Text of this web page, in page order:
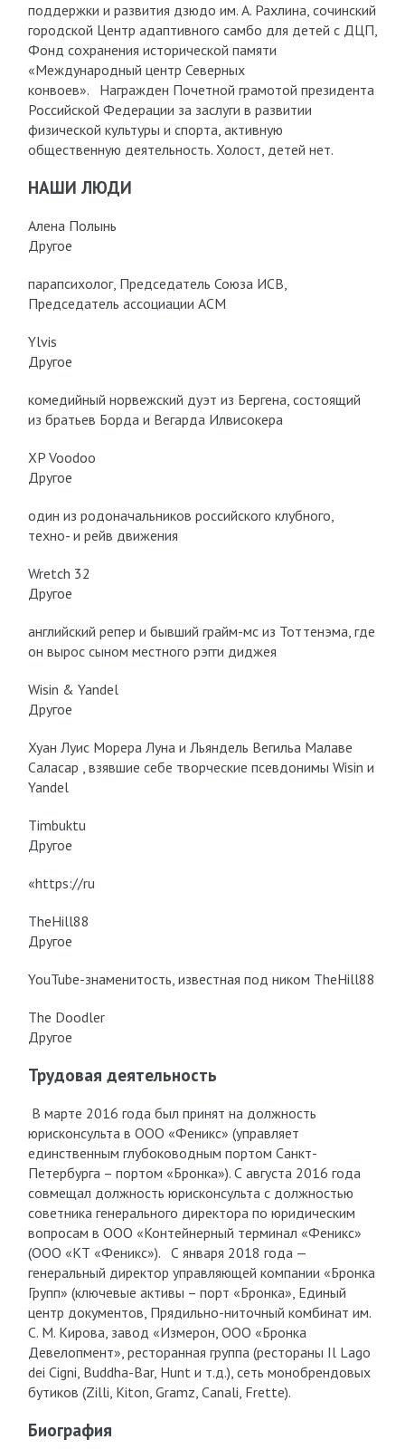
поддержки и развития дзюдо им. А. Рахлина, сочинский
городской Центр адаптивного самбо для детей с ДЦП,
Фонд сохранения исторической памяти
«Международный центр Северных
конвоев». Награжден Почетной грамотой президента
Российской Федерации за заслуги в развитии
физической культуры и спорта, активную
общественную деятельность. Холост, детей нет.
НАШИ ЛЮДИ
Алена Полынь
Другое
парапсихолог, Председатель Союза ИСВ,
Председатель ассоциации АСМ
Ylvis
Другое
комедийный норвежский дуэт из Бергена, состоящий
из братьев Борда и Вегарда Илвисокера
XP Voodoo
Другое
один из родоначальников российского клубного,
техно- и рейв движения
Wretch 32
Другое
английский репер и бывший грайм-мс из Тоттенэма, где
он вырос сыном местного рэгги диджея
Wisin & Yandel
Другое
Хуан Луис Морера Луна и Льяндель Вегильa Малаве
Саласар , взявшие себе творческие псевдонимы Wisin и
Yandel
Timbuktu
Другое
«https://ru
TheHill88
Другое
YouTube-знаменитость, известная под ником TheHill88
The Doodler
Другое
Трудовая деятельность
В марте 2016 года был принят на должность
юрисконсульта в ООО «Феникс» (управляет
единственным глубоководным портом Санкт-
Петербурга – портом «Бронка»). С августа 2016 года
совмещал должность юрисконсульта с должностью
советника генерального директора по юридическим
вопросам в ООО «Контейнерный терминал «Феникс»
(ООО «КТ «Феникс»). С января 2018 года —
генеральный директор управляющей компании «Бронка
Групп» (ключевые активы – порт «Бронка», Единый
центр документов, Прядильно-ниточный комбинат им.
С. М. Кирова, завод «Измерон, ООО «Бронка
Девелопмент», ресторанная группа (рестораны Il Lago
dei Cigni, Buddha-Bar, Hunt и т.д.), сеть монобрендовых
бутиков (Zilli, Kiton, Gramz, Canali, Frette).
Биография